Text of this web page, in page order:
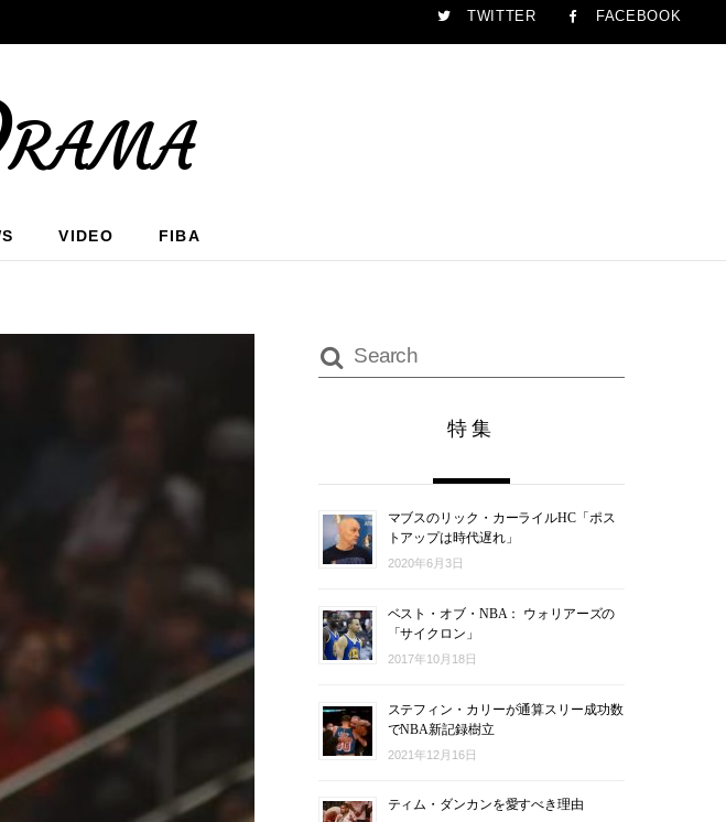
TWITTER FACEBOOK
VIDEO FIBA
特集
マブスのリック・カーライルHC「ポス
トアップは時代遅れ」
2020年6月3日
ベスト・オブ・NBA： ウォリアーズの
「サイクロン」
2017年10月18日
ステフィン・カリーが通算スリー成功数
でNBA新記録樹立
2021年12月16日
ティム・ダンカンを愛すべき理由